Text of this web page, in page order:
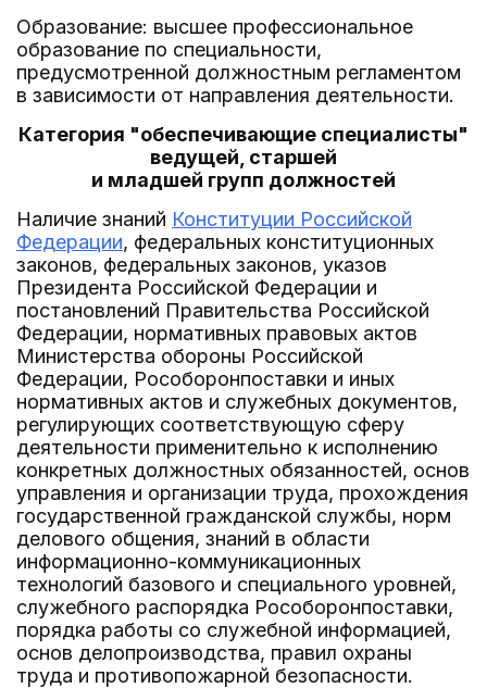
Образование: высшее профессиональное
образование по специальности,
предусмотренной должностным регламентом
в зависимости от направления деятельности.
Категория "обеспечивающие специалисты"
ведущей, старшей
и младшей групп должностей
Наличие знаний Конституции Российской
Федерации, федеральных конституционных
законов, федеральных законов, указов
Президента Российской Федерации и
постановлений Правительства Российской
Федерации, нормативных правовых актов
Министерства обороны Российской
Федерации, Рособоронпоставки и иных
нормативных актов и служебных документов,
регулирующих соответствующую сферу
деятельности применительно к исполнению
конкретных должностных обязанностей, основ
управления и организации труда, прохождения
государственной гражданской службы, норм
делового общения, знаний в области
информационно-коммуникационных
технологий базового и специального уровней,
служебного распорядка Рособоронпоставки,
порядка работы со служебной информацией,
основ делопроизводства, правил охраны
труда и противопожарной безопасности.